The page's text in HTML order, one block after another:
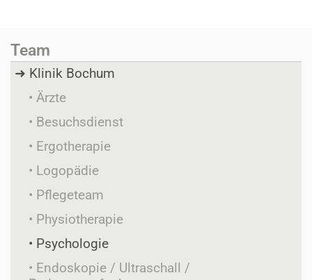
Team
Klinik Bochum
Ärzte
Besuchsdienst
Ergotherapie
Logopädie
Pflegeteam
Physiotherapie
Psychologie
Endoskopie / Ultraschall /